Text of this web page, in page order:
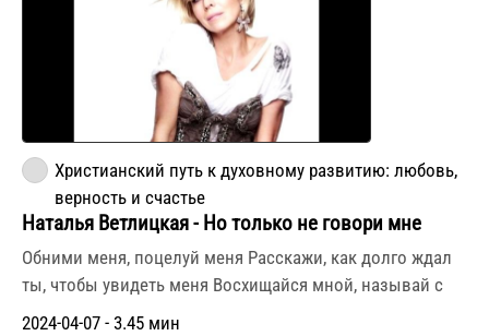
Христианский путь к духовному развитию: любовь,
верность и счастье
Наталья Ветлицкая - Но только не говори мне
Обними меня, поцелуй меня Расскажи, как долго ждал
ты, чтобы увидеть меня Восхищайся мной, называй с
2024-04-07 - 3.45 мин